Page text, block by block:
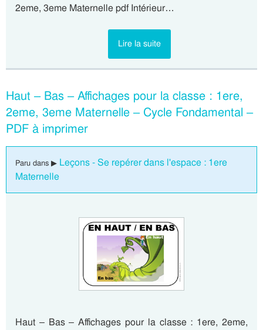
2eme, 3eme Maternelle pdf Intérieur…
Lire la suite
Haut – Bas – Affichages pour la classe : 1ere,
2eme, 3eme Maternelle – Cycle Fondamental –
PDF à imprimer
Paru dans ▶ Leçons - Se repérer dans l'espace : 1ere
Maternelle
Haut – Bas – Affichages pour la classe : 1ere, 2eme,